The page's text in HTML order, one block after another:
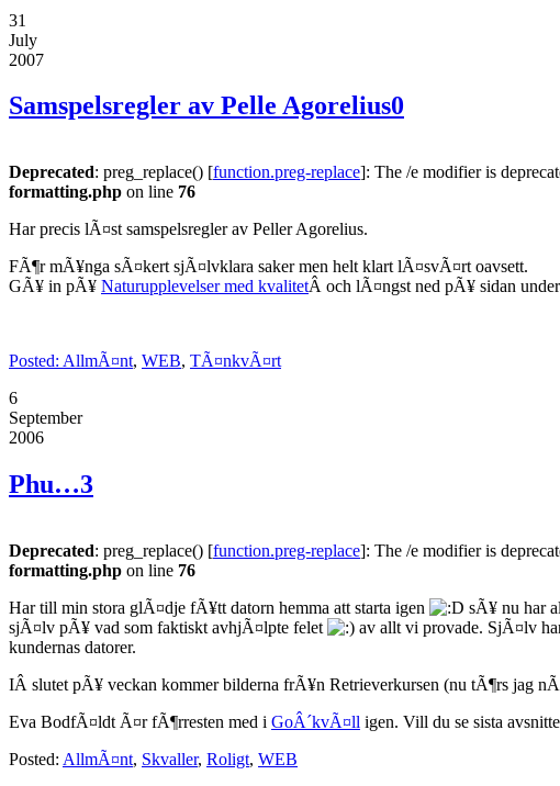
31
July
2007
Samspelsregler av Pelle Agorelius0
Deprecated: preg_replace() [function.preg-replace]: The /e modifier is
formatting.php on line 76
Har precis lÃ¤st samspelsregler av Peller Agorelius.
FÃ¶r mÃ¥nga sÃ¤kert sjÃ¤lvklara saker men helt klart lÃ¤svÃ¤rt oavsett.
GÃ¥ in pÃ¥ Naturupplevelser med kvalitetÂ och lÃ¤ngst ned pÃ¥ sidan
Posted: AllmÃ¤nt, WEB, TÃ¤nkvÃ¤rt
6
September
2006
Phu…3
Deprecated: preg_replace() [function.preg-replace]: The /e modifier is
formatting.php on line 76
Har till min stora glÃ¤dje fÃ¥tt datorn hemma att starta igen
sÃ¥ nu har
sjÃ¤lv pÃ¥ vad som faktiskt avhjÃ¤lpte felet
av allt vi provade. SjÃ¤lv
kundernas datorer.
IÂ slutet pÃ¥ veckan kommer bilderna frÃ¥n Retrieverkursen (nu tÃ¶rs jag
Eva BodfÃ¤ldt Ã¤r fÃ¶rresten med i GoÂ´kvÃ¤ll igen. Vill du se sista
Posted: AllmÃ¤nt, Skvaller, Roligt, WEB